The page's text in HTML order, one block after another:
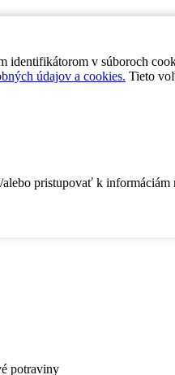
v súboroch
údajov a cookies. Tieto
pristupovať k informáciám
potraviny